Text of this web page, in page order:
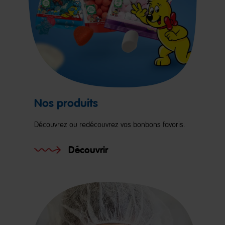
Nos produits
Découvrez ou redécouvrez vos bonbons favoris.
Découvrir